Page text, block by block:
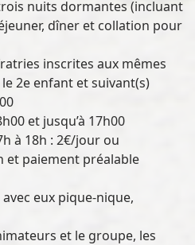
nuits dormantes (incluant
dîner et collation pour
inscrites aux mêmes
2e enfant et suivant(s)
et jusqu’à 17h00
à 18h : 2€/jour ou
et paiement préalable
eux pique-nique,
et le groupe, les